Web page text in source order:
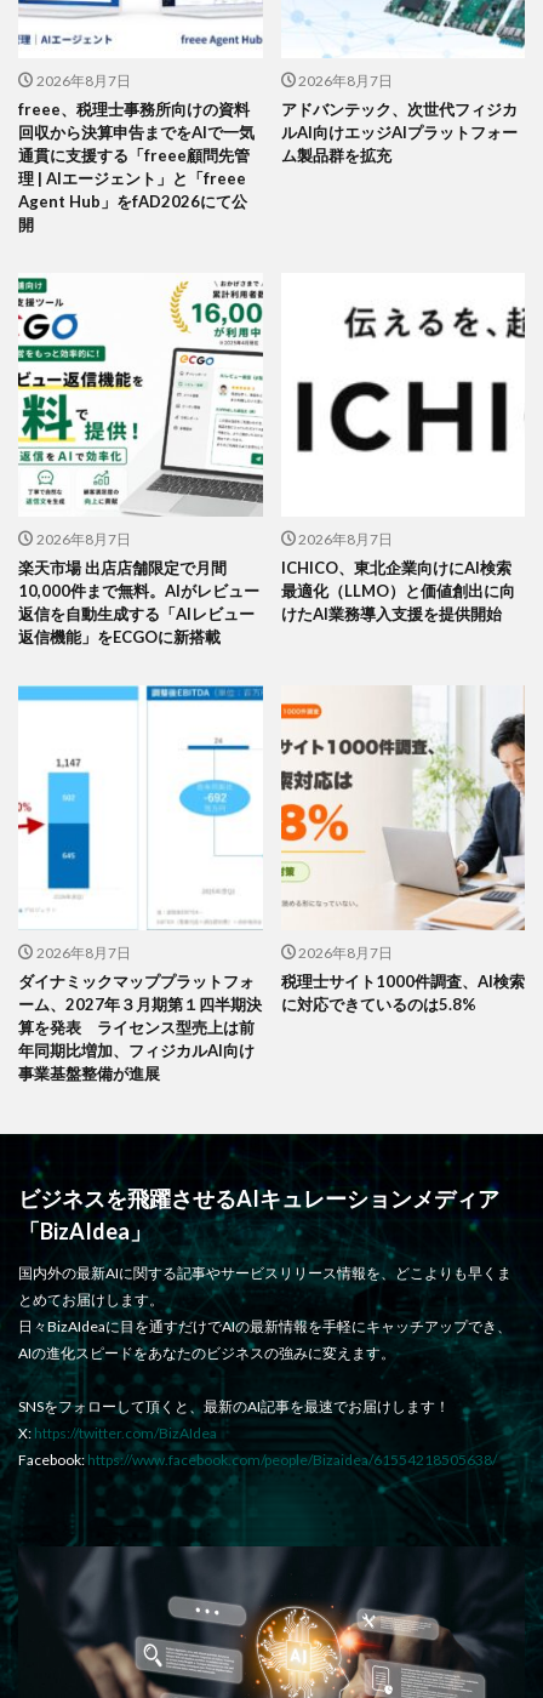
2026年8月7日
freee、税理士事務所向けの資料
回収から決算申告までをAIで一気
通貫に支援する「freee顧問先管
理 | AIエージェント」と「freee
Agent Hub」をfAD2026にて公
開
2026年8月7日
アドバンテック、次世代フィジカ
ルAI向けエッジAIプラットフォー
ム製品群を拡充
2026年8月7日
楽天市場 出店店舗限定で月間
10,000件まで無料。AIがレビュー
返信を自動生成する「AIレビュー
返信機能」をECGOに新搭載
2026年8月7日
ICHICO、東北企業向けにAI検索
最適化（LLMO）と価値創出に向
けたAI業務導入支援を提供開始
2026年8月7日
ダイナミックマッププラットフォ
ーム、2027年３月期第１四半期決
算を発表 ライセンス型売上は前
年同期比増加、フィジカルAI向け
事業基盤整備が進展
2026年8月7日
税理士サイト1000件調査、AI検索
に対応できているのは5.8%
ビジネスを飛躍させるAIキュレーションメディア
「BizAIdea」
国内外の最新AIに関する記事やサービスリリース情報を、どこよりも早くま
とめてお届けします。
日々BizAIdeaに目を通すだけでAIの最新情報を手軽にキャッチアップでき、
AIの進化スピードをあなたのビジネスの強みに変えます。
SNSをフォローして頂くと、最新のAI記事を最速でお届けします！
X: https://twitter.com/BizAIdea
Facebook: https://www.facebook.com/people/Bizaidea/61554218505638/